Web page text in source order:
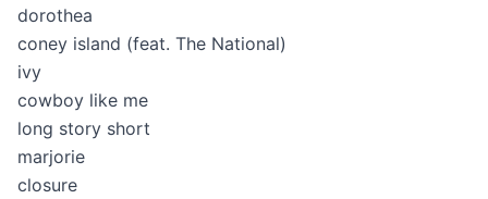
dorothea
coney island (feat. The National)
ivy
cowboy like me
long story short
marjorie
closure